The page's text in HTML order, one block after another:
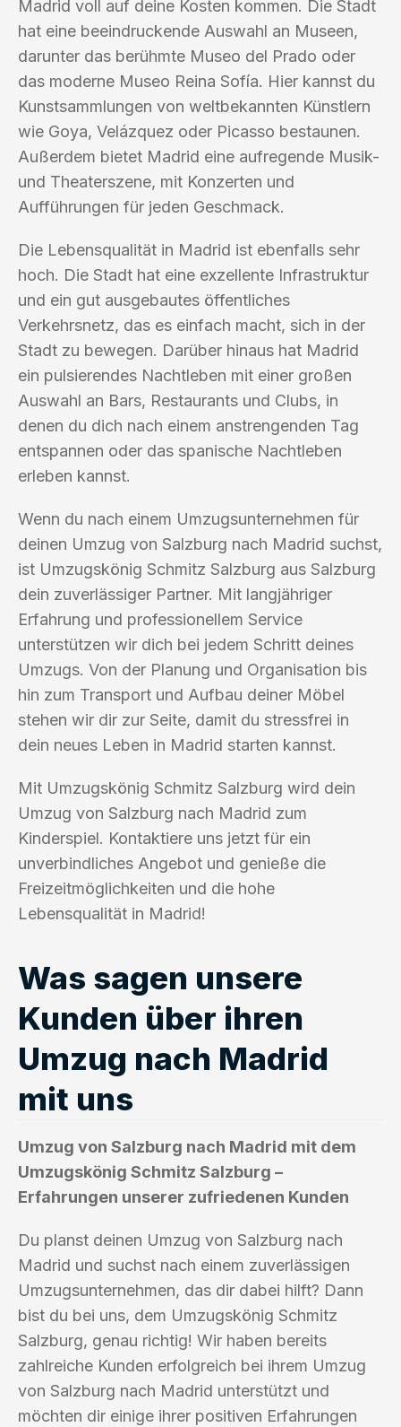
Madrid voll auf deine Kosten kommen. Die Stadt
hat eine beeindruckende Auswahl an Museen,
darunter das berühmte Museo del Prado oder
das moderne Museo Reina Sofía. Hier kannst du
Kunstsammlungen von weltbekannten Künstlern
wie Goya, Velázquez oder Picasso bestaunen.
Außerdem bietet Madrid eine aufregende Musik-
und Theaterszene, mit Konzerten und
Aufführungen für jeden Geschmack.
Die Lebensqualität in Madrid ist ebenfalls sehr
hoch. Die Stadt hat eine exzellente Infrastruktur
und ein gut ausgebautes öffentliches
Verkehrsnetz, das es einfach macht, sich in der
Stadt zu bewegen. Darüber hinaus hat Madrid
ein pulsierendes Nachtleben mit einer großen
Auswahl an Bars, Restaurants und Clubs, in
denen du dich nach einem anstrengenden Tag
entspannen oder das spanische Nachtleben
erleben kannst.
Wenn du nach einem Umzugsunternehmen für
deinen Umzug von Salzburg nach Madrid suchst,
ist Umzugskönig Schmitz Salzburg aus Salzburg
dein zuverlässiger Partner. Mit langjähriger
Erfahrung und professionellem Service
unterstützen wir dich bei jedem Schritt deines
Umzugs. Von der Planung und Organisation bis
hin zum Transport und Aufbau deiner Möbel
stehen wir dir zur Seite, damit du stressfrei in
dein neues Leben in Madrid starten kannst.
Mit Umzugskönig Schmitz Salzburg wird dein
Umzug von Salzburg nach Madrid zum
Kinderspiel. Kontaktiere uns jetzt für ein
unverbindliches Angebot und genieße die
Freizeitmöglichkeiten und die hohe
Lebensqualität in Madrid!
Was sagen unsere
Kunden über ihren
Umzug nach Madrid
mit uns
Umzug von Salzburg nach Madrid mit dem
Umzugskönig Schmitz Salzburg –
Erfahrungen unserer zufriedenen Kunden
Du planst deinen Umzug von Salzburg nach
Madrid und suchst nach einem zuverlässigen
Umzugsunternehmen, das dir dabei hilft? Dann
bist du bei uns, dem Umzugskönig Schmitz
Salzburg, genau richtig! Wir haben bereits
zahlreiche Kunden erfolgreich bei ihrem Umzug
von Salzburg nach Madrid unterstützt und
möchten dir einige ihrer positiven Erfahrungen